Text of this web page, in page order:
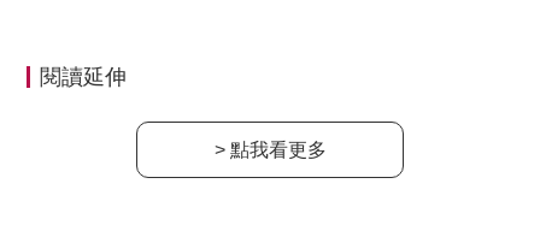
閱讀延伸
> 點我看更多